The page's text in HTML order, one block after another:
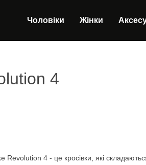
Чоловіки Жінки
4
Revolution 4 - це кросівки, які